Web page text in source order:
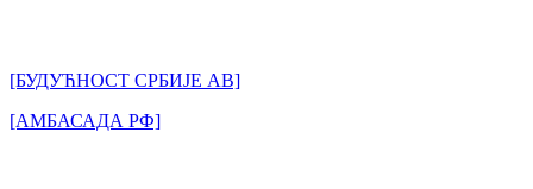
[БУДУЋНОСТ СРБИЈЕ АВ]
[АМБАСАДА РФ]